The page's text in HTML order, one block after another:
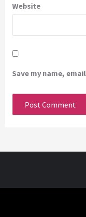
Website
Save my name,